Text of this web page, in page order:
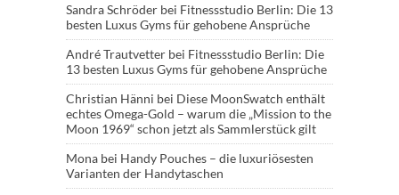
Sandra Schröder bei Fitnessstudio Berlin: Die 13
besten Luxus Gyms für gehobene Ansprüche
André Trautvetter bei Fitnessstudio Berlin: Die
13 besten Luxus Gyms für gehobene Ansprüche
Christian Hänni bei Diese MoonSwatch enthält
echtes Omega-Gold – warum die „Mission to the
Moon 1969“ schon jetzt als Sammlerstück gilt
Mona bei Handy Pouches – die luxuriösesten
Varianten der Handytaschen